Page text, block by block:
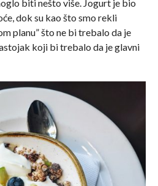
biti nešto više. Jogurt je bio
dok su kao što smo rekli
planu” što ne bi trebalo da je
koji bi trebalo da je glavni